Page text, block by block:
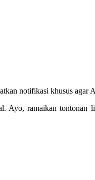
notifikasi khusus agar
Ayo, ramaikan tontonan